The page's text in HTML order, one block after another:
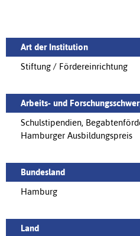
Art der Institution
Stiftung / Fördereinrichtung
Arbeits- und
Schulstipendien,
Hamburger Ausbildungspreis
Bundesland
Hamburg
Land